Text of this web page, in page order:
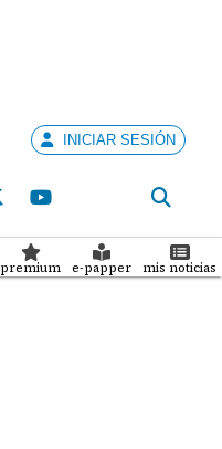
APEDE rechaza
INICIAR SESIÓN
premium e-papper mis noticias